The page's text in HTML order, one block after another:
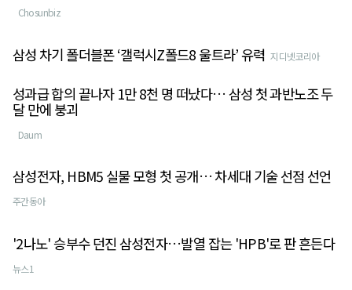
Chosunbiz
삼성 차기 폴더블폰 ‘갤럭시Z폴드8 울트라’ 유력 지디넷코리아
성과급 합의 끝나자 1만 8천 명 떠났다… 삼성 첫 과반노조 두
달 만에 붕괴
Daum
삼성전자, HBM5 실물 모형 첫 공개… 차세대 기술 선점 선언
주간동아
'2나노' 승부수 던진 삼성전자…발열 잡는 'HPB'로 판 흔든다
뉴스1